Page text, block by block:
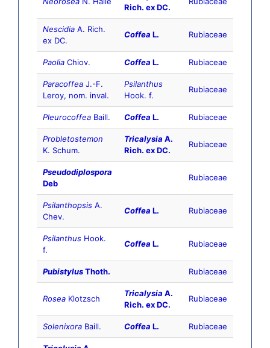
Rich. ex DC.
Nescidia A. Rich.
ex DC.
Coffea L. Rubiaceae
Paolia Chiov. Coffea L. Rubiaceae
Paracoffea J.-F.
Leroy, nom. inval.
Psilanthus
Hook. f.
Rubiaceae
Pleurocoffea Baill. Coffea L. Rubiaceae
Probletostemon
K. Schum.
Tricalysia A.
Rich. ex DC.
Rubiaceae
Pseudodiplospora
Deb
Rubiaceae
Psilanthopsis A.
Chev.
Coffea L. Rubiaceae
Psilanthus Hook.
f.
Coffea L. Rubiaceae
PubistylusThoth. Rubiaceae
Rosea Klotzsch
Tricalysia A.
Rich. ex DC.
Rubiaceae
Solenixora Baill. Coffea L. Rubiaceae